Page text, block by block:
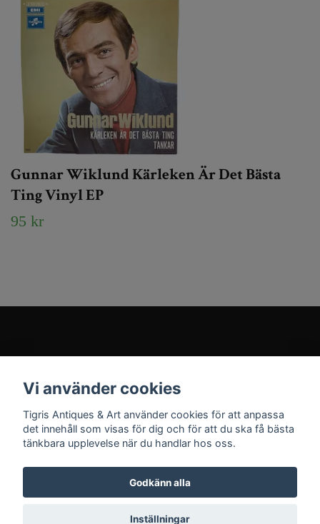
Gunnar Wiklund Kärleken Är Det Bästa
Ting Vinyl EP
95 kr
Sociala medier
© 2026 Tigris Antiques & Art
Vi använder cookies
Tigris Antiques & Art använder cookies för att anpassa
det innehåll som visas för dig och för att du ska få bästa
tänkbara upplevelse när du handlar hos oss.
Godkänn alla
Inställningar